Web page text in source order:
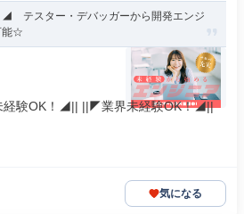
テスター・デバッガーから開発エンジ
能☆
経験OK！◢|| ||◤業界未経験OK！◢||
気になる